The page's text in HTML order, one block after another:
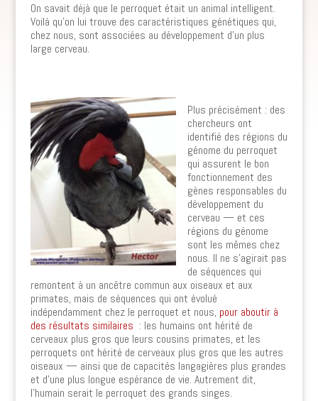
On savait déjà que le perroquet était un animal intelligent.
Voilà qu’on lui trouve des caractéristiques génétiques qui,
chez nous, sont associées au développement d’un plus
large cerveau.
Plus précisément : des
chercheurs ont
identifié des régions du
génome du perroquet
qui assurent le bon
fonctionnement des
gènes responsables du
développement du
cerveau — et ces
régions du génome
sont les mêmes chez
nous. Il ne s’agirait pas
de séquences qui
remontent à un ancêtre commun aux oiseaux et aux
primates, mais de séquences qui ont évolué
indépendamment chez le perroquet et nous, pour aboutir à
des résultats similaires : les humains ont hérité de
cerveaux plus gros que leurs cousins primates, et les
perroquets ont hérité de cerveaux plus gros que les autres
oiseaux — ainsi que de capacités langagières plus grandes
et d’une plus longue espérance de vie. Autrement dit,
l’humain serait le perroquet des grands singes.